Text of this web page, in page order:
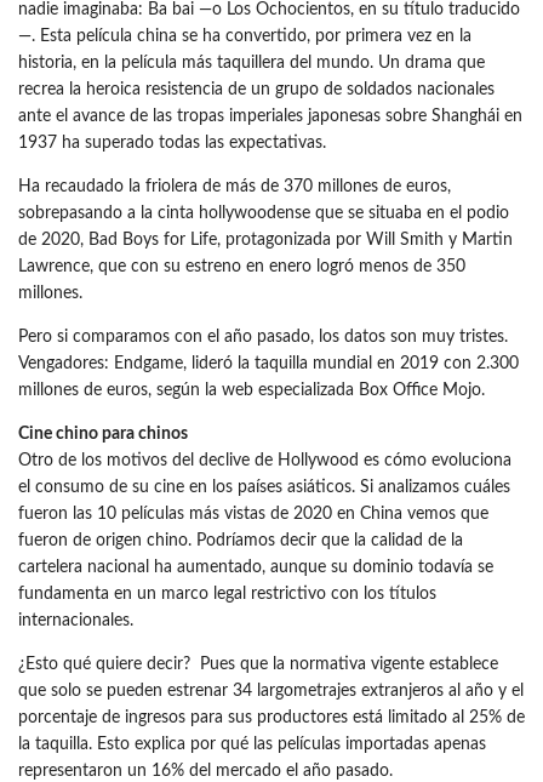
nadie imaginaba: Ba bai —o Los Ochocientos, en su título traducido
—. Esta película china se ha convertido, por primera vez en la
historia, en la película más taquillera del mundo. Un drama que
recrea la heroica resistencia de un grupo de soldados nacionales
ante el avance de las tropas imperiales japonesas sobre Shanghái en
1937 ha superado todas las expectativas.
Ha recaudado la friolera de más de 370 millones de euros,
sobrepasando a la cinta hollywoodense que se situaba en el podio
de 2020, Bad Boys for Life, protagonizada por Will Smith y Martin
Lawrence, que con su estreno en enero logró menos de 350
millones.
Pero si comparamos con el año pasado, los datos son muy tristes.
Vengadores: Endgame, lideró la taquilla mundial en 2019 con 2.300
millones de euros, según la web especializada Box Office Mojo.
Cine chino para chinos
Otro de los motivos del declive de Hollywood es cómo evoluciona
el consumo de su cine en los países asiáticos. Si analizamos cuáles
fueron las 10 películas más vistas de 2020 en China vemos que
fueron de origen chino. Podríamos decir que la calidad de la
cartelera nacional ha aumentado, aunque su dominio todavía se
fundamenta en un marco legal restrictivo con los títulos
internacionales.
¿Esto qué quiere decir? Pues que la normativa vigente establece
que solo se pueden estrenar 34 largometrajes extranjeros al año y el
porcentaje de ingresos para sus productores está limitado al 25% de
la taquilla. Esto explica por qué las películas importadas apenas
representaron un 16% del mercado el año pasado.